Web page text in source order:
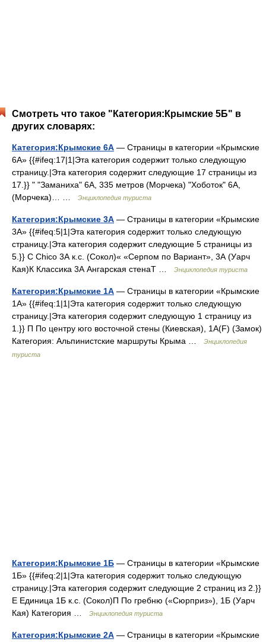
Смотреть что такое "Категория:Крымские 5Б" в
других словарях:
Категория:Крымские 6А — Страницы в категории «Крымские
6А» {{#ifeq:17|1|Эта категория содержит только следующую
страницу.|Эта категория содержит следующие 17 страницы из
17.}} " "Заманиха" 6А, 335 метров (Морчека) "Хоботок" 6А,
(Морчека)… …
Энциклопедия туриста
Категория:Крымские 3А — Страницы в категории «Крымские
3А» {{#ifeq:5|1|Эта категория содержит только следующую
страницу.|Эта категория содержит следующие 5 страницы из
5.}} C Chico 3А к.с. (Сокол)« «Серпом по Вариант», 3А (Уарч
Кая)К Классика 3А Ангарская стенаТ …
Энциклопедия туриста
Категория:Крымские 1А — Страницы в категории «Крымские
1А» {{#ifeq:1|1|Эта категория содержит только следующую
страницу.|Эта категория содержит следующую 1 страницу из
1.}} П По центру юго восточной стены (Киевская), 1А(F) (Замок)
Категория: Альпинистские маршруты Крыма …
Энциклопедия
туриста
Категория:Крымские 1Б — Страницы в категории «Крымские
1Б» {{#ifeq:2|1|Эта категория содержит только следующую
страницу.|Эта категория содержит следующие 2 страниц из 2.}}
Е Единица 1Б к.с. (Сокол)П По гребню («Сюрприз»), 1Б (Уарч
Кая) Категория …
Энциклопедия туриста
Категория:Крымские 2А — Страницы в категории «Крымские